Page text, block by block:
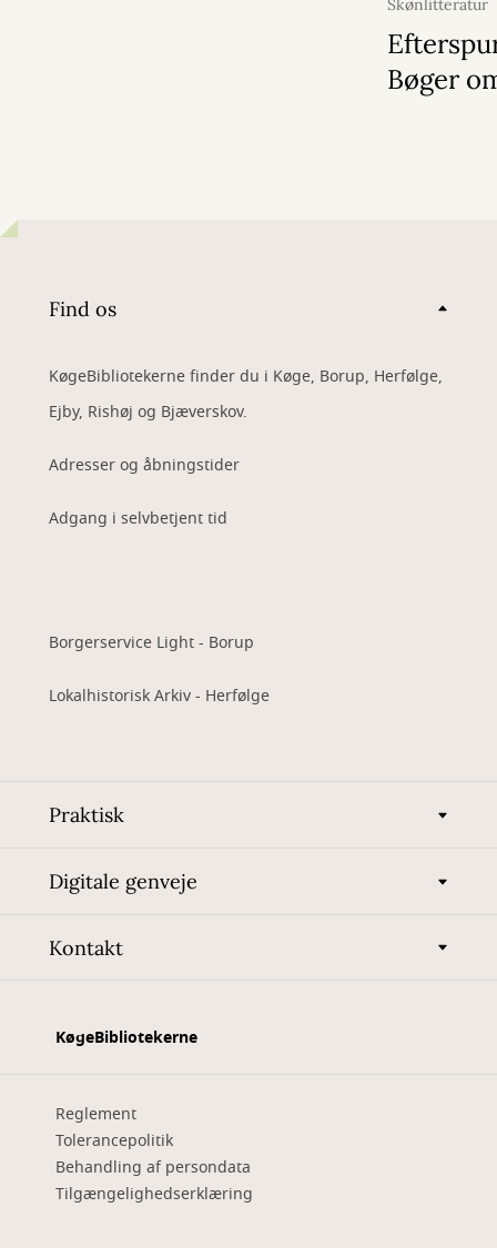
Skønlitteratur
Bøger
Find os
KøgeBibliotekerne finder du i Køge, Borup, Herfølge,
Ejby, Rishøj og Bjæverskov.
Adresser og åbningstider
Adgang i selvbetjent tid
Borgerservice Light - Borup
Lokalhistorisk Arkiv - Herfølge
Praktisk
Digitale genveje
Kontakt
KøgeBibliotekerne
Reglement
Tolerancepolitik
Behandling af persondata
Tilgængelighedserklæring